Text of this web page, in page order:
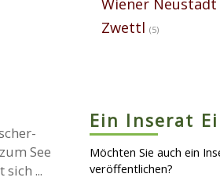
See
...
Wiener Neustadt
Zwettl (5)
Ein Inserat
Möchten Sie auch ein
veröffentlichen?